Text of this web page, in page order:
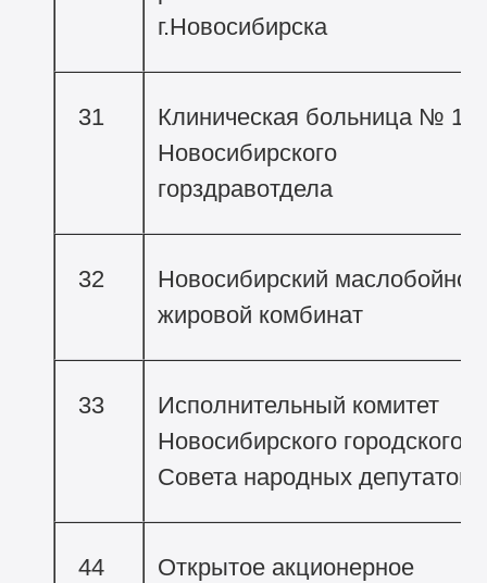
г.Новосибирска
31
Клиническая больница № 1
Новосибирского
горздравотдела
32
Новосибирский маслобойно-
жировой комбинат
33
Исполнительный комитет
Новосибирского городского
Совета народных депутатов
44 Открытое акционерное